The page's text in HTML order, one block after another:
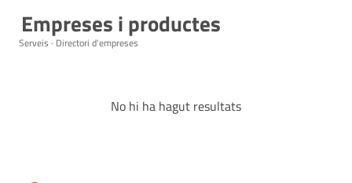
Empreses i productes
Serveis · Directori d'empreses
No hi ha hagut resultats